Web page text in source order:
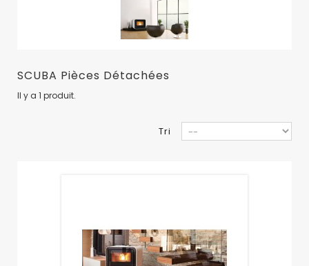
SCUBA Pièces Détachées
Il y a 1 produit.
Tri